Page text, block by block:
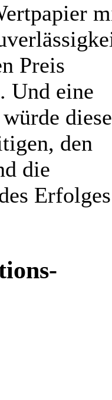
Preis
Und eine
den
die
Erfolges